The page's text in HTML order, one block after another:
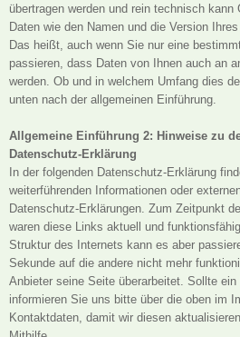
übertragen werden und rein technisch
Daten wie den Namen und die Version
Das heißt, auch wenn Sie nur eine
passieren, dass Daten von Ihnen auch an
werden. Ob und in welchem Umfang dies
unten nach der allgemeinen Einführung.
Allgemeine Einführung 2: Hinweise zu
Datenschutz-Erklärung
In der folgenden Datenschutz-Erklärung
weiterführenden Informationen oder
Datenschutz-Erklärungen. Zum Zeitpunkt
waren diese Links aktuell und
Struktur des Internets kann es aber
Sekunde auf die andere nicht mehr
Anbieter seine Seite überarbeitet. Sollte
informieren Sie uns bitte über die oben im
Kontaktdaten, damit wir diesen